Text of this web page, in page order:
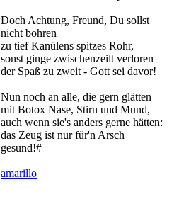
Doch Achtung, Freund, Du sollst
nicht bohren
zu tief Kanülens spitzes Rohr,
sonst ginge zwischenzeilt verloren
der Spaß zu zweit - Gott sei davor!
Nun noch an alle, die gern glätten
mit Botox Nase, Stirn und Mund,
auch wenn sie's anders gerne hätten:
das Zeug ist nur für'n Arsch
gesund!#
amarillo